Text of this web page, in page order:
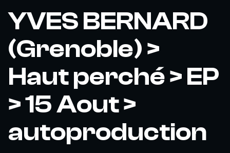
YVES BERNARD
(Grenoble) >
Haut perché > EP
> 15 Aout >
autoproduction